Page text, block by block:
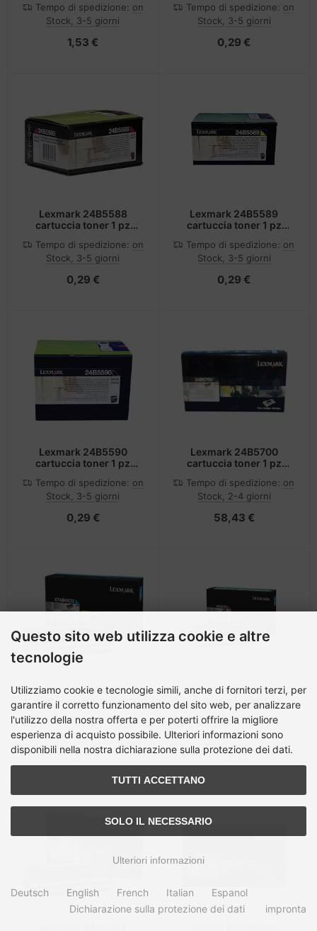
Tempo di spedizione: on
Stock, 3-5 giorni
1,53 €
Tempo di spedizione: on
Stock, 3-5 giorni
0,29 €
Lexmark 24B5588
cartuccia toner 1 pz
Tempo di spedizione: on
Stock, 3-5 giorni
0,29 €
Lexmark 24B5589
cartuccia toner 1 pz
Tempo di spedizione: on
Stock, 3-5 giorni
0,29 €
Lexmark 24B5590
cartuccia toner 1 pz
Tempo di spedizione: on
Stock, 3-5 giorni
0,29 €
Lexmark 24B5700
cartuccia toner 1 pz
Tempo di spedizione: on
Stock, 2-4 giorni
58,43 €
Lexmark 24B5701
cartuccia toner 1 pz
Originale Ciano
Tempo di spedizione:on
Stock, 3-5 giorni
1,01 €
Lexmark 24B5702
cartuccia toner 1 pz
Originale Magenta
Tempo di spedizione:
Stock, 3-5 giorni
0,29 €
Questo sito web utilizza cookie e altre
tecnologie
Utilizziamo cookie e tecnologie simili, anche di fornitori terzi, per
garantire il corretto funzionamento del sito web, per analizzare
l'utilizzo della nostra offerta e per poterti offrire la migliore
esperienza di acquisto possibile. Ulteriori informazioni sono
disponibili nella nostra dichiarazione sulla protezione dei dati.
TUTTI ACCETTANO
SOLO IL NECESSARIO
Ulteriori informazioni
Deutsch English French Italian
Espanol
Dichiarazione sulla protezione dei dati
impronta